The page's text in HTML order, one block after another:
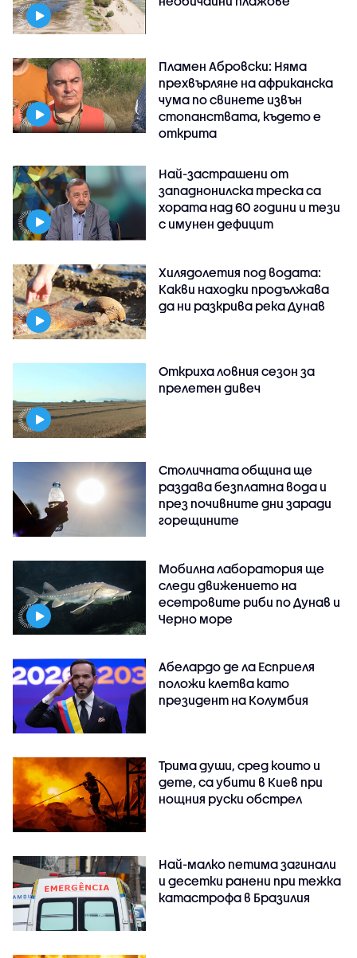
Пламен Абровски: Няма
прехвърляне на африканска
чума по свинете извън
стопанствата, където е
открита
Най-застрашени от
западнонилска треска са
хората над 60 години и тези
с имунен дефицит
Хилядолетия под водата:
Какви находки продължава
да ни разкрива река Дунав
Откриха ловния сезон за
прелетен дивеч
Столичната община ще
раздава безплатна вода и
през почивните дни заради
горещините
Мобилна лаборатория ще
следи движението на
есетровите риби по Дунав и
Черно море
Абелардо де ла Есприеля
положи клетва като
президент на Колумбия
Трима души, сред които и
дете, са убити в Киев при
нощния руски обстрел
Най-малко петима загинали
и десетки ранени при тежка
катастрофа в Бразилия